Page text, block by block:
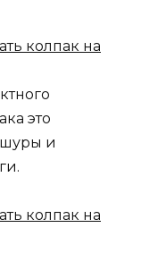
это
и